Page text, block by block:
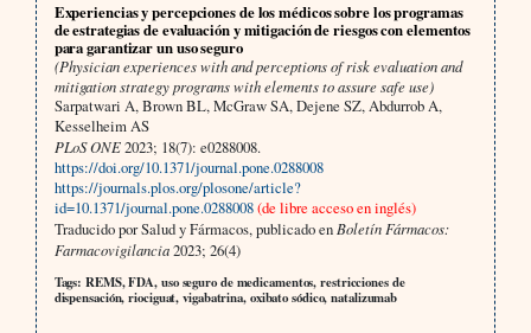
Experiencias y percepciones de los médicos sobre los programas
de estrategias de evaluación y mitigación de riesgos con elementos
para garantizar un uso seguro
(Physician experiences with and perceptions of risk evaluation and
mitigation strategy programs with elements to assure safe use)
Sarpatwari A, Brown BL, McGraw SA, Dejene SZ, Abdurrob A,
Kesselheim AS
PLoS ONE2023; 18(7): e0288008.
https://doi.org/10.1371/journal.pone.0288008
https://journals.plos.org/plosone/article?
id=10.1371/journal.pone.0288008(de libre acceso en inglés)
Traducido por Salud y Fármacos, publicado en Boletín Fármacos:
Farmacovigilancia2023; 26(4)
Tags: REMS, FDA, uso seguro de medicamentos, restricciones de
dispensación, riociguat, vigabatrina, oxibato sódico, natalizumab